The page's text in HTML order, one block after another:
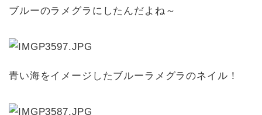
ブルーのラメグラにしたんだよね～
青い海をイメージしたブルーラメグラのネイル！